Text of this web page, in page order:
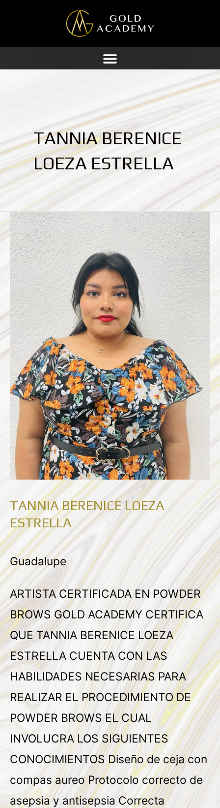
contenido
TANNIA BERENICE
LOEZA ESTRELLA
TANNIA BERENICE LOEZA
ESTRELLA
Guadalupe
ARTISTA CERTIFICADA EN POWDER
BROWS GOLD ACADEMY CERTIFICA
QUE TANNIA BERENICE LOEZA
ESTRELLA CUENTA CON LAS
HABILIDADES NECESARIAS PARA
REALIZAR EL PROCEDIMIENTO DE
POWDER BROWS EL CUAL
INVOLUCRA LOS SIGUIENTES
CONOCIMIENTOS Diseño de ceja con
compas aureo Protocolo correcto de
asepsia y antisepsia Correcta
TANNIA
BERENICE
LOEZA
ESTRELLA